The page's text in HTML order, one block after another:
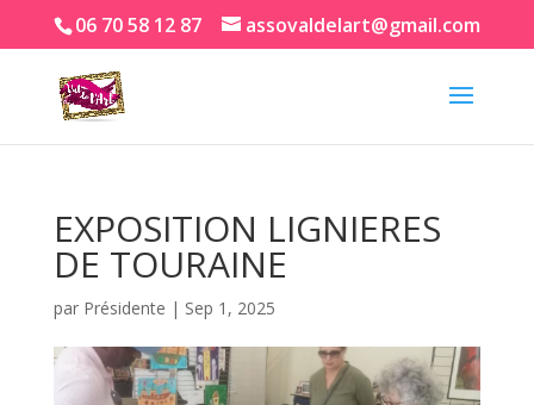
06 70 58 12 87 assovaldelart@gmail.com
EXPOSITION LIGNIERES
DE TOURAINE
par Présidente | Sep 1, 2025